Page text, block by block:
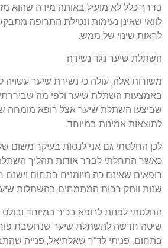
בדרך כלל לא מועיל באותה מידה שהוא
לוואי שאינן נעימות ונטילת התרופה
לראות שינוי של ממש.
השתלת שיער נגד נשירה
משורות אלה, עולה כי נשירת שיער עשויה
באמצעות השתלת שיער ולפי מה
שביצעו השתלת שיער אצל רופא מומחה
לתוצאות אמינות במיוחד.
לכן החלטתי גם אני לנסות בעיקר משום
כאשר התחלתי לברר אודות תהליך
רופאים שאינם כה מיומנים בתחום וישנם
שנות וותק רבות המתמחים בהשתלות
החלטתי לפנות לרופא בכיר במיוחד
שיטה חדשה להשתלת שיער שנחשבת
בתחום. פניתי לד"ר שאלתיאל, פנייה